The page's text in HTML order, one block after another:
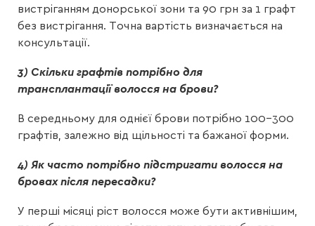
вистріганням донорської зони та 90 грн за 1 графт
без вистрігання. Точна вартість визначається на
консультації.
3) Скільки графтів потрібно для
трансплантації волосся на брови?
В середньому для однієї брови потрібно 100–300
графтів, залежно від щільності та бажаної форми.
4) Як часто потрібно підстригати волосся на
бровах після пересадки?
У перші місяці ріст волосся може бути активнішим,